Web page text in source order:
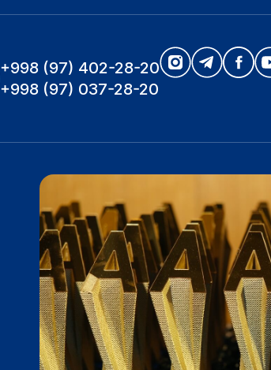
+998 (97) 402-28-20
+998 (97) 037-28-20